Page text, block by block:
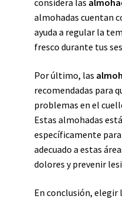
considera las
almohadas cuentan
ayuda a regular la
fresco durante tus
Por último, las
recomendadas para
problemas en el
Estas almohadas
específicamente
adecuado a estas
dolores y prevenir
En conclusión, elegir